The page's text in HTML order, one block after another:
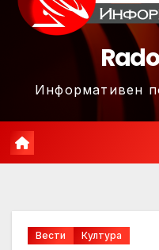
Информативен
Вести Култура